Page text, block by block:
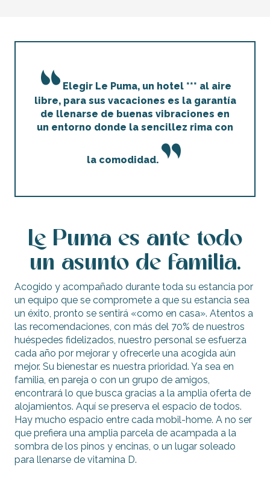
Elegir Le Puma, un hotel *** al aire
libre, para sus vacaciones es la garantía
de llenarse de buenas vibraciones en
un entorno donde la sencillez rima con
la comodidad.
Le Puma es ante todo
un asunto de familia.
Acogido y acompañado durante toda su estancia por
un equipo que se compromete a que su estancia sea
un éxito, pronto se sentirá «como en casa». Atentos a
las recomendaciones, con más del 70% de nuestros
huéspedes fidelizados, nuestro personal se esfuerza
cada año por mejorar y ofrecerle una acogida aún
mejor. Su bienestar es nuestra prioridad. Ya sea en
familia, en pareja o con un grupo de amigos,
encontrará lo que busca gracias a la amplia oferta de
alojamientos. Aquí se preserva el espacio de todos.
Hay mucho espacio entre cada mobil-home. A no ser
que prefiera una amplia parcela de acampada a la
sombra de los pinos y encinas, o un lugar soleado
para llenarse de vitamina D.